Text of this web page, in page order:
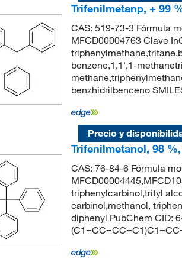
Trifenilmetanp, + 99
CAS: 519-73-3 Fórmula
MFCD00004763 Clave
benzene,1,1',1-
benzhidrilbenceno
Precio y
Trifenilmetanol, 98
CAS: 76-84-6 Fórmula
triphenylcarbinol,trityl
carbinol,methanol,
diphenyl PubChem CID: